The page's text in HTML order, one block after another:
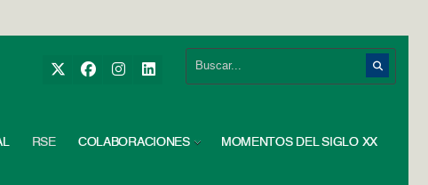
RSE COLABORACIONES MOMENTOS DEL SIGLO XX